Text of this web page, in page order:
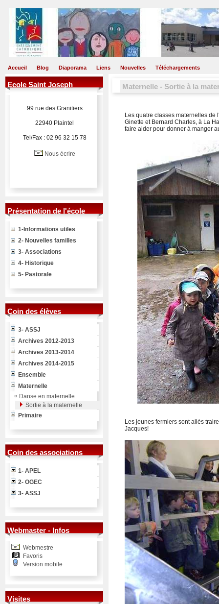
Accueil Blog Diaporama Liens Nouvelles Téléchargements
Ecole Saint Joseph
99 rue des Granitiers
22940 Plaintel
Tel/Fax : 02 96 32 15 78
Nous écrire
Présentation de l'école
1-Informations utiles
2- Nouvelles familles
3- Associations
4- Historique
5- Pastorale
Coin des élèves
3- ASSJ
Archives 2012-2013
Archives 2013-2014
Archives 2014-2015
Ensemble
Maternelle
¤ Danse en maternelle
Sortie à la maternelle
Primaire
Coin des associations
1- APEL
2- OGEC
3- ASSJ
Webmaster - Infos
Webmestre
Favoris
Version mobile
Visites
Maternelle - Sortie à la
Les quatre classes maternelles
Ginette et Bernard Charles, à La
faire aider pour donner à manger
Les jeunes fermiers sont allés
Jacques!